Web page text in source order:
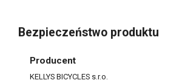
Bezpieczeństwo produktu
Producent
KELLYS BICYCLES s.r.o.